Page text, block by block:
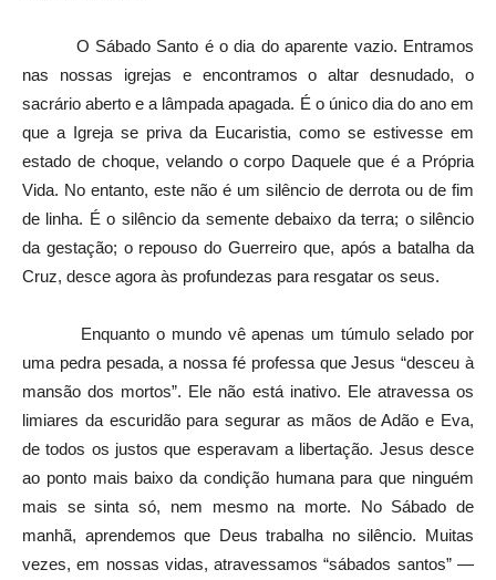
O Sábado Santo é o dia do aparente vazio. Entramos
nas nossas igrejas e encontramos o altar desnudado, o
sacrário aberto e a lâmpada apagada. É o único dia do ano em
que a Igreja se priva da Eucaristia, como se estivesse em
estado de choque, velando o corpo Daquele que é a Própria
Vida. No entanto, este não é um silêncio de derrota ou de fim
de linha. É o silêncio da semente debaixo da terra; o silêncio
da gestação; o repouso do Guerreiro que, após a batalha da
Cruz, desce agora às profundezas para resgatar os seus.
Enquanto o mundo vê apenas um túmulo selado por
uma pedra pesada, a nossa fé professa que Jesus “desceu à
mansão dos mortos”. Ele não está inativo. Ele atravessa os
limiares da escuridão para segurar as mãos de Adão e Eva,
de todos os justos que esperavam a libertação. Jesus desce
ao ponto mais baixo da condição humana para que ninguém
mais se sinta só, nem mesmo na morte. No Sábado de
manhã, aprendemos que Deus trabalha no silêncio. Muitas
vezes, em nossas vidas, atravessamos “sábados santos” —